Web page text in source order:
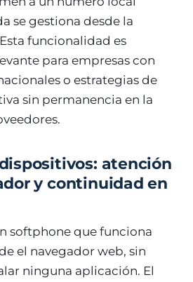
se gestiona desde la
funcionalidad es
para empresas con
o estrategias de
sin permanencia en la
atención
y continuidad en
softphone que funciona
el navegador web, sin
ninguna aplicación. El